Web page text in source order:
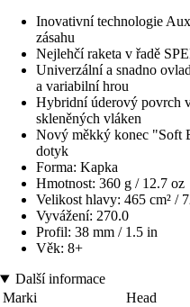
Inovativní technologie
zásahu
Nejlehčí raketa v řadě
Univerzální a snadno
a variabilní hrou
Hybridní úderový povrch
skleněných vláken
Nový měkký konec "Soft
dotyk
Forma: Kapka
Hmotnost: 360 g / 12.7 oz
Velikost hlavy: 465 cm² /
Vyvážení: 270.0
Profil: 38 mm / 1.5 in
Věk: 8+
Další informace
Marki
Head